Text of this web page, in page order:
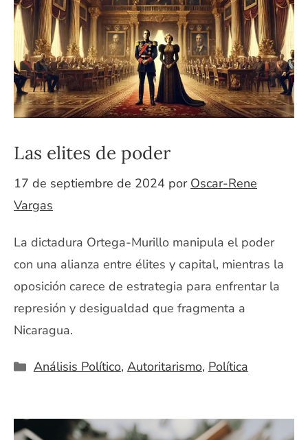
Las elites de poder
17 de septiembre de 2024 por Oscar-Rene
Vargas
La dictadura Ortega-Murillo manipula el poder
con una alianza entre élites y capital, mientras la
oposición carece de estrategia para enfrentar la
represión y desigualdad que fragmenta a
Nicaragua.
Categorías
Análisis Político, Autoritarismo, Política